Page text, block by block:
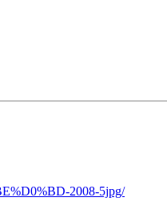
2008-5jpg/